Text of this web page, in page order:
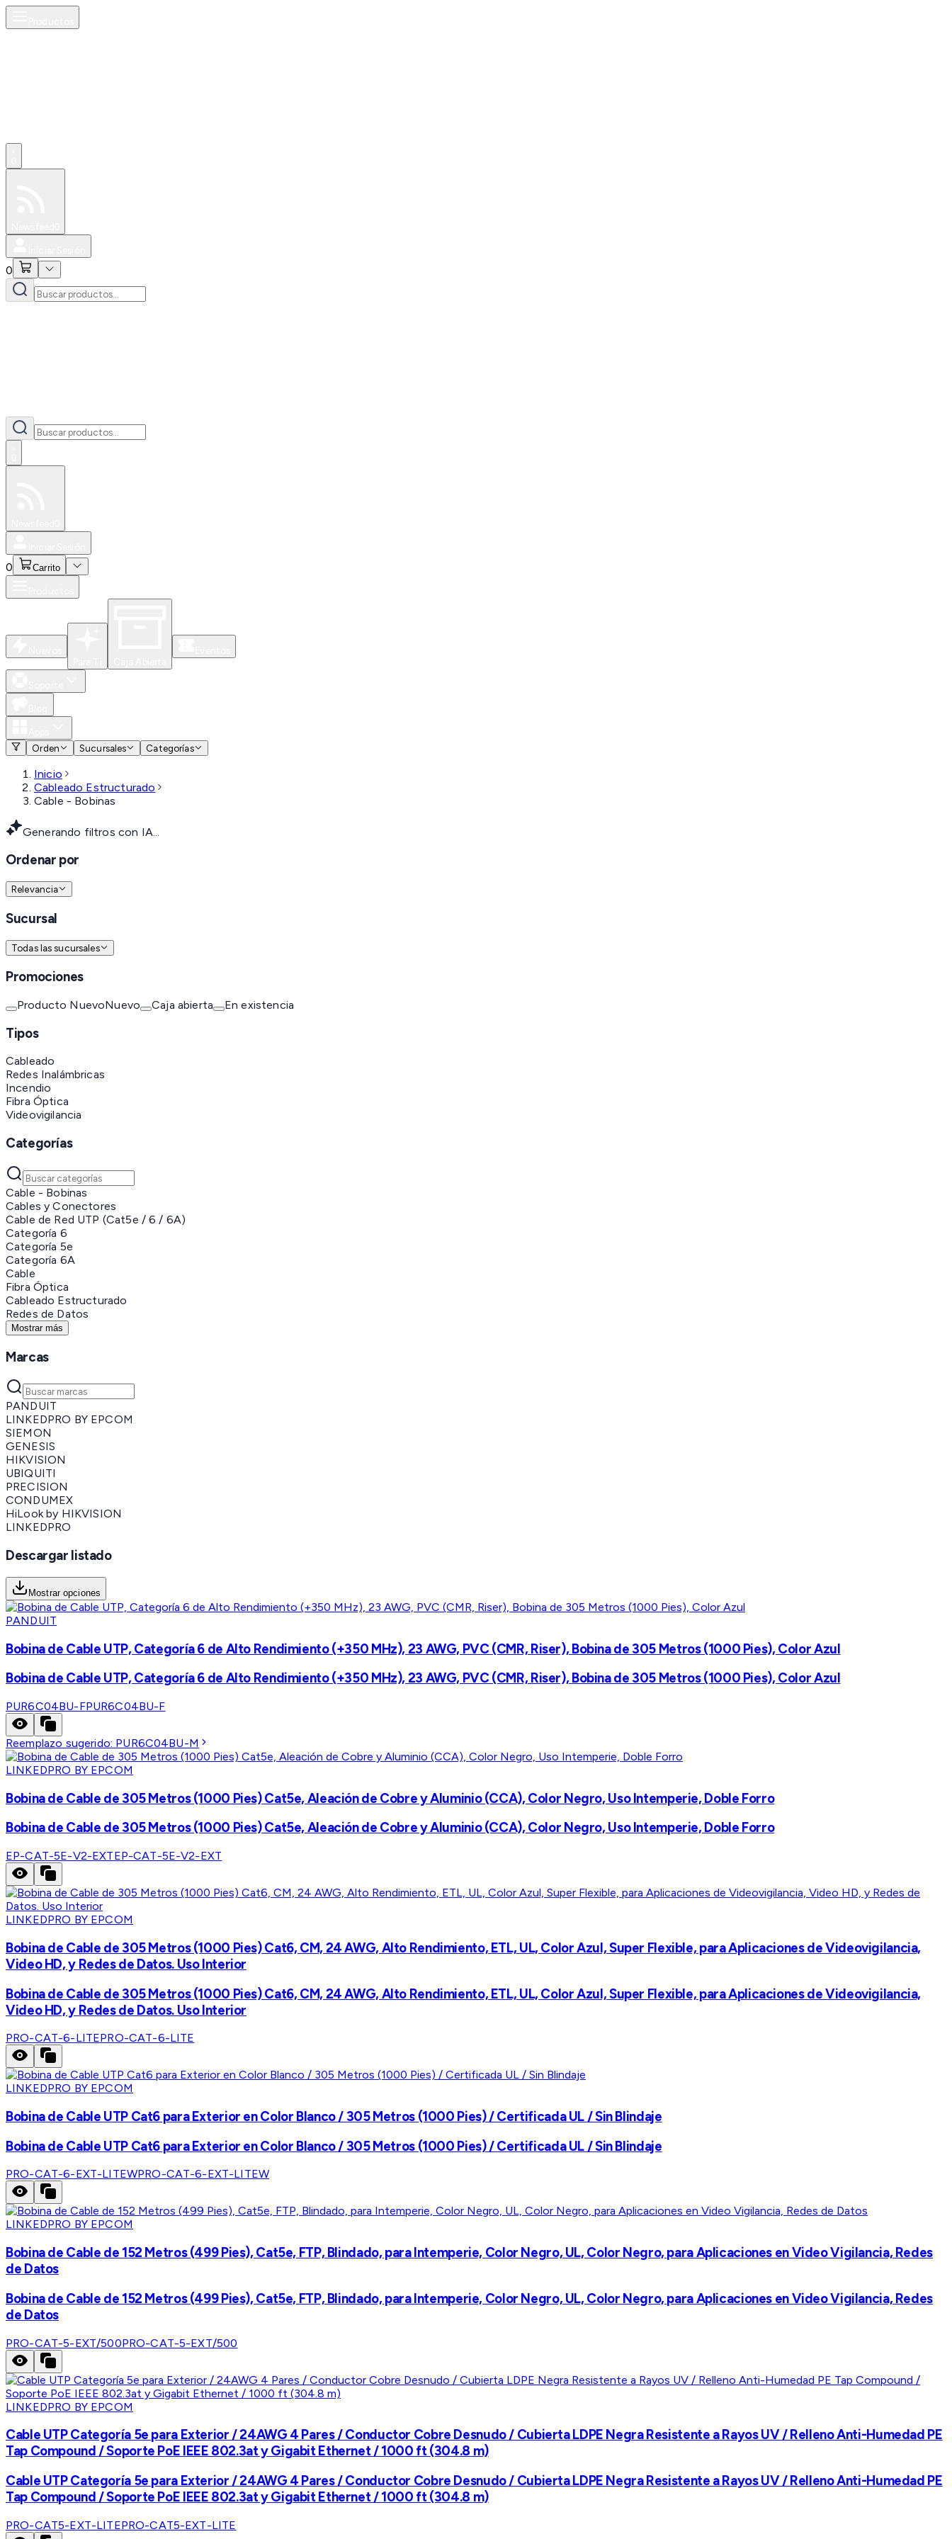
0
0 Carrito
Orden
Sucursales Categorías
Inicio
Cableado Estructurado
Cable - Bobinas
Generando filtros con IA...
Ordenar por
Relevancia
Sucursal
Todas las sucursales
Promociones
Producto NuevoNuevo Caja abierta En existencia
Tipos
Cableado
Redes Inalámbricas
Incendio
Fibra Óptica
Videovigilancia
Categorías
Cable - Bobinas
Cables y Conectores
Cable de Red UTP (Cat5e / 6 / 6A)
Categoría 6
Categoría 5e
Categoría 6A
Cable
Fibra Óptica
Cableado Estructurado
Redes de Datos
Mostrar más
Marcas
PANDUIT
LINKEDPRO BY EPCOM
SIEMON
GENESIS
HIKVISION
UBIQUITI
PRECISION
CONDUMEX
HiLook by HIKVISION
LINKEDPRO
Descargar listado
Mostrar opciones
PANDUIT
Bobina de Cable UTP, Categoría 6 de Alto Rendimiento (+350 MHz), 23 AWG, PVC (CMR, Riser), Bobina de 305 Metros (1000 Pies), Color Azul
Bobina de Cable UTP, Categoría 6 de Alto Rendimiento (+350 MHz), 23 AWG, PVC (CMR, Riser), Bobina de 305 Metros (1000 Pies), Color Azul
PUR6C04BU-FPUR6C04BU-F
Reemplazo sugerido: PUR6C04BU-M
LINKEDPRO BY EPCOM
Bobina de Cable de 305 Metros (1000 Pies) Cat5e, Aleación de Cobre y Aluminio (CCA), Color Negro, Uso Intemperie, Doble Forro
Bobina de Cable de 305 Metros (1000 Pies) Cat5e, Aleación de Cobre y Aluminio (CCA), Color Negro, Uso Intemperie, Doble Forro
EP-CAT-5E-V2-EXTEP-CAT-5E-V2-EXT
LINKEDPRO BY EPCOM
Bobina de Cable de 305 Metros (1000 Pies) Cat6, CM, 24 AWG, Alto Rendimiento, ETL, UL, Color Azul, Super Flexible, para Aplicaciones de Videovigilancia,
Video HD, y Redes de Datos. Uso Interior
Bobina de Cable de 305 Metros (1000 Pies) Cat6, CM, 24 AWG, Alto Rendimiento, ETL, UL, Color Azul, Super Flexible, para Aplicaciones de Videovigilancia,
Video HD, y Redes de Datos. Uso Interior
PRO-CAT-6-LITEPRO-CAT-6-LITE
LINKEDPRO BY EPCOM
Bobina de Cable UTP Cat6 para Exterior en Color Blanco / 305 Metros (1000 Pies) / Certificada UL / Sin Blindaje
Bobina de Cable UTP Cat6 para Exterior en Color Blanco / 305 Metros (1000 Pies) / Certificada UL / Sin Blindaje
PRO-CAT-6-EXT-LITEWPRO-CAT-6-EXT-LITEW
LINKEDPRO BY EPCOM
Bobina de Cable de 152 Metros (499 Pies), Cat5e, FTP, Blindado, para Intemperie, Color Negro, UL, Color Negro, para Aplicaciones en Video Vigilancia, Redes
de Datos
Bobina de Cable de 152 Metros (499 Pies), Cat5e, FTP, Blindado, para Intemperie, Color Negro, UL, Color Negro, para Aplicaciones en Video Vigilancia, Redes
de Datos
PRO-CAT-5-EXT/500PRO-CAT-5-EXT/500
LINKEDPRO BY EPCOM
Cable UTP Categoría 5e para Exterior / 24AWG 4 Pares / Conductor Cobre Desnudo / Cubierta LDPE Negra Resistente a Rayos UV / Relleno Anti-Humedad PE
Tap Compound / Soporte PoE IEEE 802.3at y Gigabit Ethernet / 1000 ft (304.8 m)
Cable UTP Categoría 5e para Exterior / 24AWG 4 Pares / Conductor Cobre Desnudo / Cubierta LDPE Negra Resistente a Rayos UV / Relleno Anti-Humedad PE
Tap Compound / Soporte PoE IEEE 802.3at y Gigabit Ethernet / 1000 ft (304.8 m)
PRO-CAT5-EXT-LITEPRO-CAT5-EXT-LITE